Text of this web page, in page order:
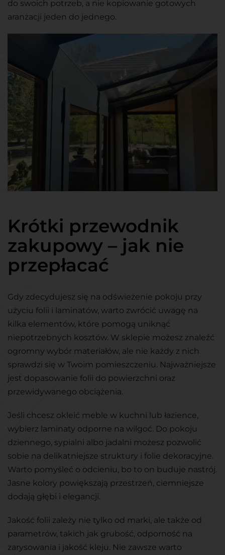
do swoich potrzeb, a nie kopiowanie gotowych
aranżacji jeden do jednego.
Krótki przewodnik
zakupowy – jak nie
przepłacać
Gdy zdecydujesz się na odświeżenie pokoju przy
użyciu folii i laminatów, warto zwrócić uwagę na
kilka elementów, które pomogą uniknąć
niepotrzebnych kosztów. W sklepie możesz znaleźć
ogromny wybór materiałów, ale nie każdy z nich
sprawdzi się w Twoim pomieszczeniu. Najważniejsze
jest dopasowanie folii do powierzchni oraz
przewidywanego obciążenia.
Jeśli chcesz okleić meble w kuchni lub łazience,
wybierz laminaty odporne na wilgoć. Do pokoju
dziennego, sypialni albo jadalni możesz pozwolić
sobie na delikatniejsze struktury i folie dekoracyjne.
Warto pomyśleć o odcieniu, bo to on buduje nastrój.
Jasne kolory powiększają przestrzeń, ciemniejsze
dodają głębi i elegancji.
Jakość folii zależy nie tylko od marki, ale także od
parametrów, takich jak grubość, odporność na
zarysowania i jakość kleju. Nie zawsze warto